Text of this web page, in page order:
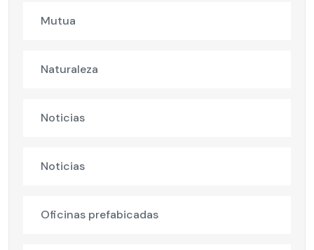
Mutua
Naturaleza
Noticias
Noticias
Oficinas prefabicadas